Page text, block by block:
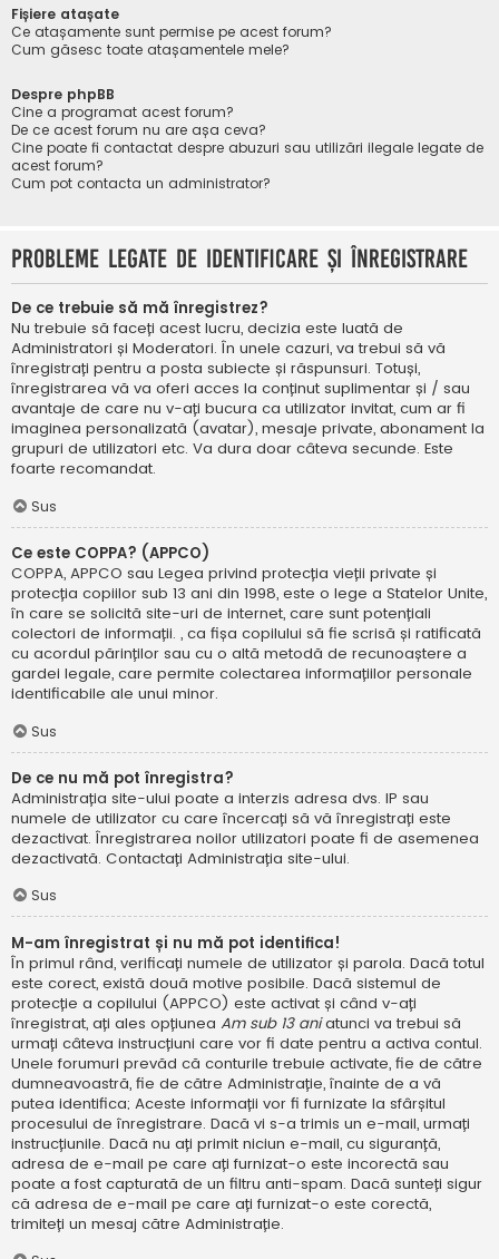
Fișiere atașate
Ce atașamente sunt permise pe acest forum?
Cum găsesc toate atașamentele mele?
Despre phpBB
Cine a programat acest forum?
De ce acest forum nu are așa ceva?
Cine poate fi contactat despre abuzuri sau utilizări ilegale legate de
acest forum?
Cum pot contacta un administrator?
Probleme legate de identificare și înregistrare
De ce trebuie să mă înregistrez?
Nu trebuie să faceți acest lucru, decizia este luată de
Administratori și Moderatori. În unele cazuri, va trebui să vă
înregistrați pentru a posta subiecte și răspunsuri. Totuși,
înregistrarea vă va oferi acces la conținut suplimentar și / sau
avantaje de care nu v-ați bucura ca utilizator invitat, cum ar fi
imaginea personalizată (avatar), mesaje private, abonament la
grupuri de utilizatori etc. Va dura doar câteva secunde. Este
foarte recomandat.
Sus
Ce este COPPA? (APPCO)
COPPA, APPCO sau Legea privind protecția vieții private și
protecția copiilor sub 13 ani din 1998, este o lege a Statelor Unite,
în care se solicită site-uri de internet, care sunt potențiali
colectori de informații. , ca fișa copilului să fie scrisă și ratificată
cu acordul părinților sau cu o altă metodă de recunoaștere a
gardei legale, care permite colectarea informațiilor personale
identificabile ale unui minor.
Sus
De ce nu mă pot înregistra?
Administrația site-ului poate a interzis adresa dvs. IP sau
numele de utilizator cu care încercați să vă înregistrați este
dezactivat. Înregistrarea noilor utilizatori poate fi de asemenea
dezactivată. Contactați Administrația site-ului.
Sus
M-am înregistrat și nu mă pot identifica!
În primul rând, verificați numele de utilizator și parola. Dacă totul
este corect, există două motive posibile. Dacă sistemul de
protecție a copilului (APPCO) este activat și când v-ați
înregistrat, ați ales opțiunea Am sub 13 aniatunci va trebui să
urmați câteva instrucțiuni care vor fi date pentru a activa contul.
Unele forumuri prevăd că conturile trebuie activate, fie de către
dumneavoastră, fie de către Administrație, înainte de a vă
putea identifica; Aceste informații vor fi furnizate la sfârșitul
procesului de înregistrare. Dacă vi s-a trimis un e-mail, urmați
instrucțiunile. Dacă nu ați primit niciun e-mail, cu siguranță,
adresa de e-mail pe care ați furnizat-o este incorectă sau
poate a fost capturată de un filtru anti-spam. Dacă sunteți sigur
că adresa de e-mail pe care ați furnizat-o este corectă,
trimiteți un mesaj către Administrație.